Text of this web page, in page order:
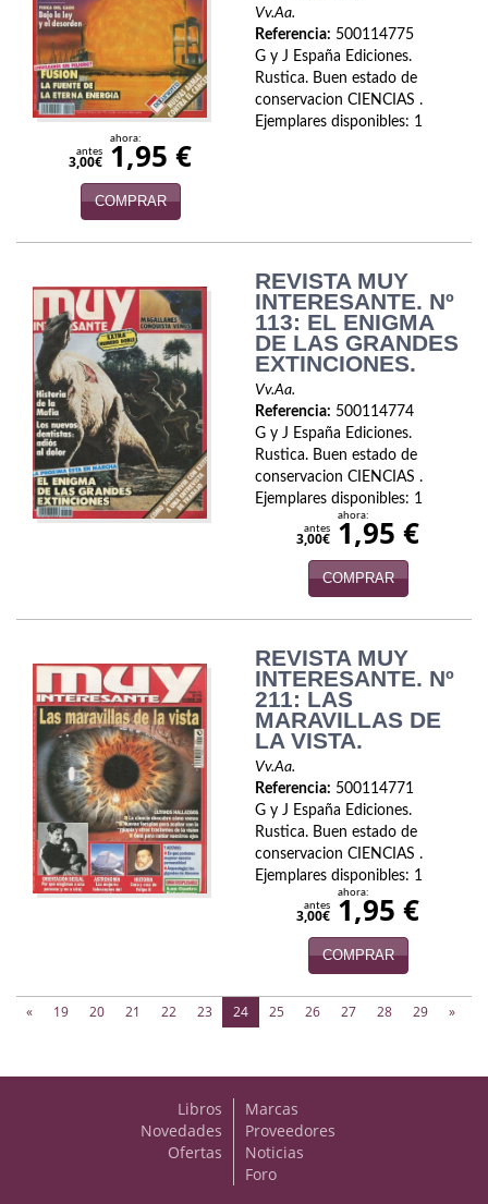
Vv.Aa.
Referencia: 500114775
G y J España Ediciones.
Rustica. Buen estado de
conservacion CIENCIAS .
Ejemplares disponibles: 1
antes
3,00€
ahora:
1,95 €
COMPRAR
REVISTA MUY
INTERESANTE. Nº
113: EL ENIGMA
DE LAS GRANDES
EXTINCIONES.
Vv.Aa.
Referencia: 500114774
G y J España Ediciones.
Rustica. Buen estado de
conservacion CIENCIAS .
Ejemplares disponibles: 1
antes
3,00€
ahora:
1,95 €
COMPRAR
REVISTA MUY
INTERESANTE. Nº
211: LAS
MARAVILLAS DE
LA VISTA.
Vv.Aa.
Referencia: 500114771
G y J España Ediciones.
Rustica. Buen estado de
conservacion CIENCIAS .
Ejemplares disponibles: 1
antes
3,00€
ahora:
1,95 €
COMPRAR
« 19 20 21 22 23 24(current)
25 26 27 28 29 »
Libros
Novedades
Ofertas
Marcas
Proveedores
Noticias
Foro